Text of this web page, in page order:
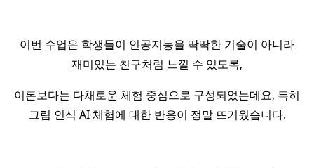
이번 수업은 학생들이 인공지능을 딱딱한 기술이 아니라
재미있는 친구처럼 느낄 수 있도록,
이론보다는 다채로운 체험 중심으로 구성되었는데요, 특히
그림 인식 AI 체험에 대한 반응이 정말 뜨거웠습니다.